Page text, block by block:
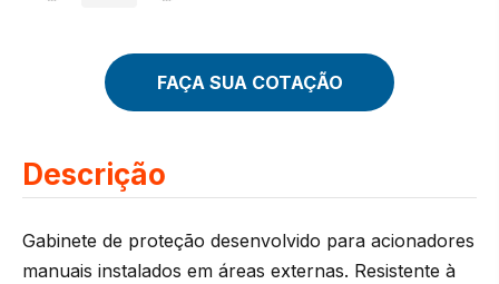
FAÇA SUA COTAÇÃO
Descrição
Gabinete de proteção desenvolvido para acionadores
manuais instalados em áreas externas. Resistente à